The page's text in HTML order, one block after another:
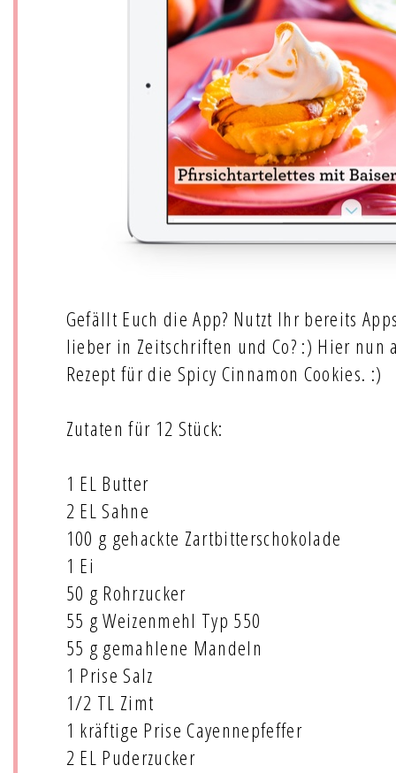
Gefällt Euch die App? Nutzt Ihr bereits
lieber in Zeitschriften und Co? :) Hier nun
Rezept für die Spicy Cinnamon Cookies. :)
Zutaten für 12 Stück:
1 EL Butter
2 EL Sahne
100 g gehackte Zartbitterschokolade
1 Ei
50 g Rohrzucker
55 g Weizenmehl Typ 550
55 g gemahlene Mandeln
1 Prise Salz
1/2 TL Zimt
1 kräftige Prise Cayennepfeffer
2 EL Puderzucker